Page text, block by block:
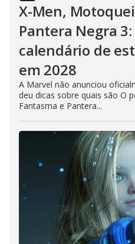
X-Men,
Pantera Negra
calendário de
em 2028
A Marvel não anunciou
deu dicas sobre quais são O
Fantasma e Pantera...